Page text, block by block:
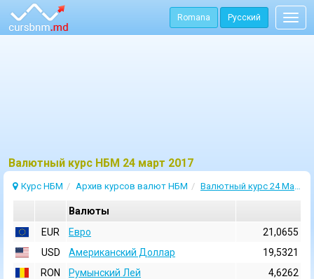
Romana Русский
Bалютный курс НБМ 24 март 2017
Курс НБМ Архив курсов валют НБМ Валютный курс 24 Март 2017
Валюты
EUR
Евро
21,0655
USD
Aмериканский Доллар
19,5321
RON
Румынский Лей
4,6262